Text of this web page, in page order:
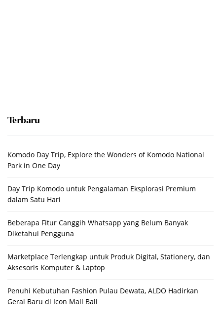
Terbaru
Komodo Day Trip, Explore the Wonders of Komodo National
Park in One Day
Day Trip Komodo untuk Pengalaman Eksplorasi Premium
dalam Satu Hari
Beberapa Fitur Canggih Whatsapp yang Belum Banyak
Diketahui Pengguna
Marketplace Terlengkap untuk Produk Digital, Stationery, dan
Aksesoris Komputer & Laptop
Penuhi Kebutuhan Fashion Pulau Dewata, ALDO Hadirkan
Gerai Baru di Icon Mall Bali